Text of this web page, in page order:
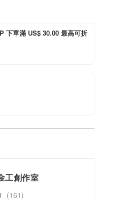
下單滿 US$ 30.00 最高可折
工創作室
(161)